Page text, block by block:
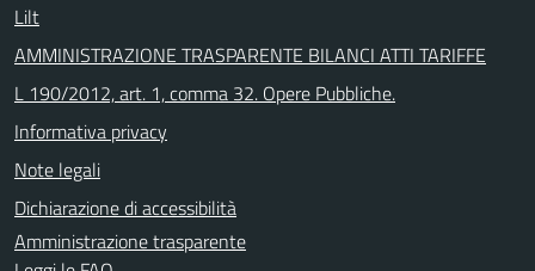
Lilt
AMMINISTRAZIONE TRASPARENTE BILANCI ATTI TARIFFE
L 190/2012, art. 1, comma 32. Opere Pubbliche.
Informativa privacy
Note legali
Dichiarazione di accessibilità
Amministrazione trasparente